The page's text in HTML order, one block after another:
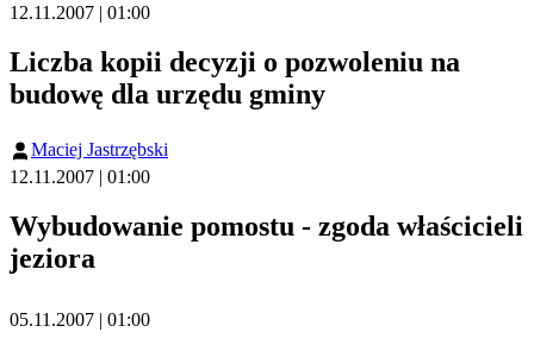
12.11.2007 | 01:00
Liczba kopii decyzji o pozwoleniu na
budowę dla urzędu gminy
Maciej Jastrzębski
12.11.2007 | 01:00
Wybudowanie pomostu - zgoda właścicieli
jeziora
05.11.2007 | 01:00